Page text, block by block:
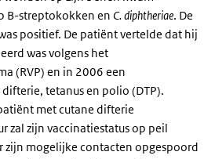
B-streptokokken en C. diphtheriae. De
positief. De patiënt vertelde dat hij
was volgens het
(RVP) en in 2006 een
tetanus en polio (DTP).
met cutane difterie
zal zijn vaccinatiestatus op peil
zijn mogelijke contacten opgespoord